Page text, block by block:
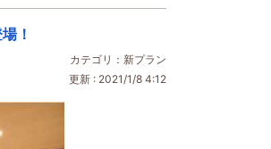
！
カテゴリ：新プラン
更新 : 2021/1/8 4:12